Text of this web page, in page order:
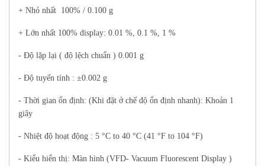
+ Nhỏ nhất 100% / 0.100 g
+ Lớn nhất 100% display: 0.01 %, 0.1 %, 1 %
- Độ lặp lại ( độ lệch chuẩn ) 0.001 g
- Độ tuyến tính : ±0.002 g
- Thời gian ổn định: (Khi đặt ở chế độ ổn định nhanh): Khoản 1
giây
- Nhiệt độ hoạt động : 5 °C to 40 °C (41 °F to 104 °F)
- Kiểu hiển thị: Màn hình (VFD- Vacuum Fluorescent Display )